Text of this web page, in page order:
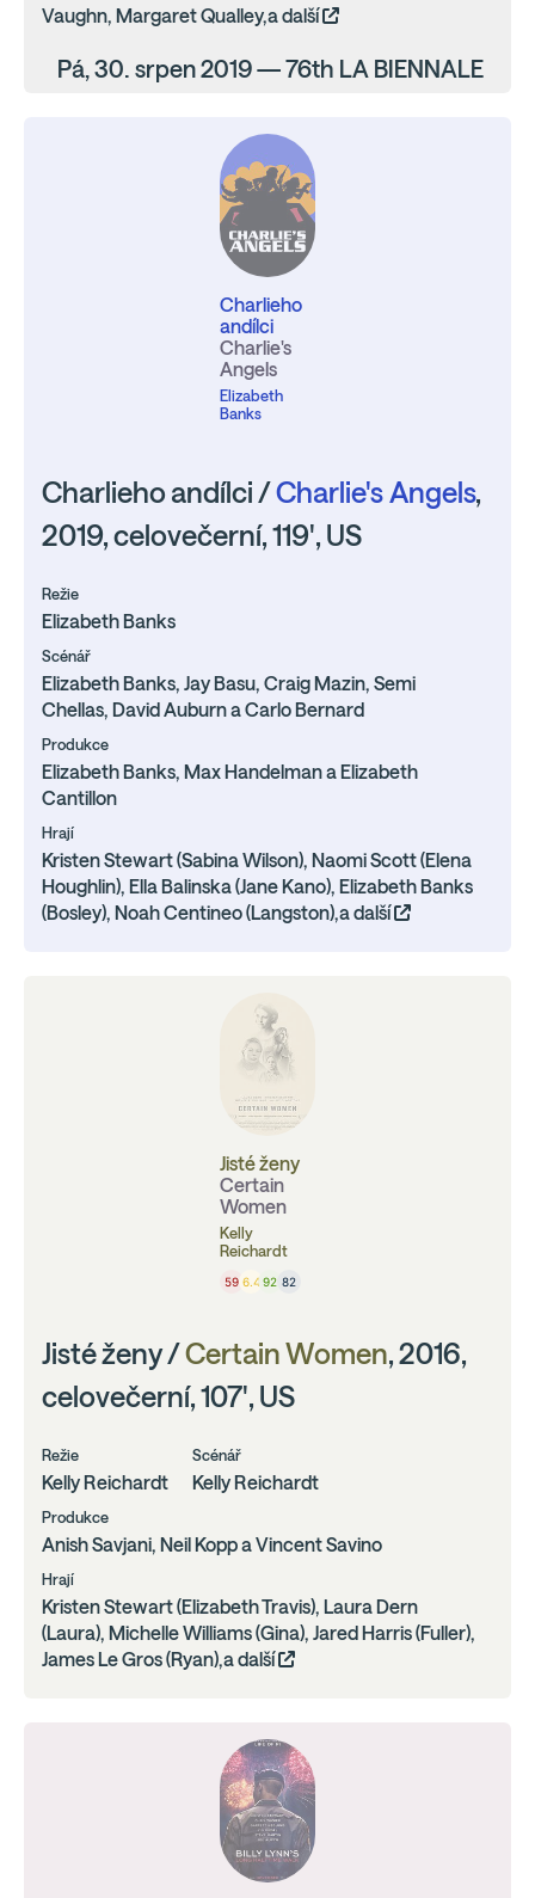
Vaughn, Margaret Qualley,a další
Pá, 30. srpen 2019 — 76th LA BIENNALE
Charlieho
andílci
Charlie's
Angels
Elizabeth
Banks
Charlieho andílci /Charlie's Angels,
2019, celovečerní, 119', US
Režie
Elizabeth Banks
Scénář
Elizabeth Banks, Jay Basu, Craig Mazin, Semi
Chellas, David Auburn a Carlo Bernard
Produkce
Elizabeth Banks, Max Handelman a Elizabeth
Cantillon
Hrají
Kristen Stewart (Sabina Wilson), Naomi Scott (Elena
Houghlin), Ella Balinska (Jane Kano), Elizabeth Banks
(Bosley), Noah Centineo (Langston),a další
Jisté ženy
Certain
Women
Kelly
Reichardt
59 6.4 92 82
Jisté ženy /Certain Women, 2016,
celovečerní, 107', US
Režie
Kelly Reichardt
Scénář
Kelly Reichardt
Produkce
Anish Savjani, Neil Kopp a Vincent Savino
Hrají
Kristen Stewart (Elizabeth Travis), Laura Dern
(Laura), Michelle Williams (Gina), Jared Harris (Fuller),
James Le Gros (Ryan),a další